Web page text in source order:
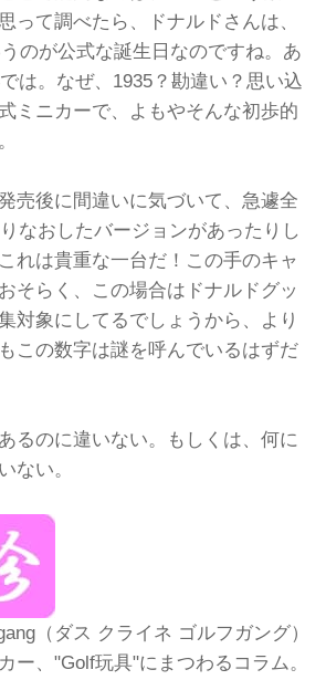
って調べたら、ドナルドさんは、
のが公式な誕生日なのですね。あ
は。なぜ、1935？勘違い？思い込
ミニカーで、よもやそんな初歩的
売後に間違いに気づいて、急遽全
なおしたバージョンがあったりし
れは貴重な一台だ！この手のキャ
そらく、この場合はドナルドグッ
対象にしてるでしょうから、より
この数字は謎を呼んでいるはずだ
るのに違いない。もしくは、何に
ない。
（ダス クライネ ゴルフガング）
ー、"Golf玩具"にまつわるコラム。